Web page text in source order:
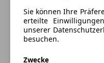
Sie können Ihre
erteilte
unserer
besuchen.
Zwecke